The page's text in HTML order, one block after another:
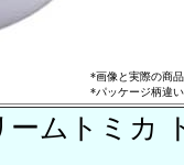
*画像と実際の商
*パッケージ柄違
ームトミカ